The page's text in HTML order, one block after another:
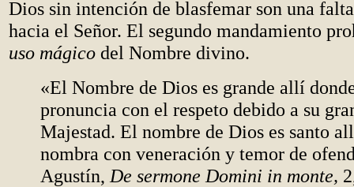
Dios sin intención de blasfemar son una
hacia el Señor. El segundo mandamiento
uso mágico del Nombre divino.
«El Nombre de Dios es grande allí
pronuncia con el respeto debido a su
Majestad. El nombre de Dios es santo
nombra con veneración y temor de
Agustín, De sermone Domini in monte,